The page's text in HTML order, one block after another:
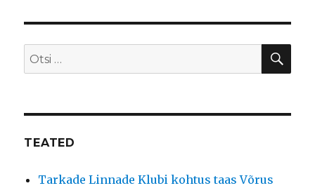
Otsi:
TEATED
Tarkade Linnade Klubi kohtus taas Võrus